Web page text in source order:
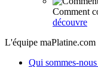
Comment
découvre
L'équipe maPlatine.com
Qui sommes-